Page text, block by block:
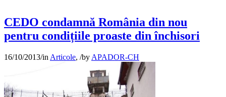
CEDO condamnă România din nou
pentru condițiile proaste din închisori
16/10/2013/in Articole, /by APADOR-CH